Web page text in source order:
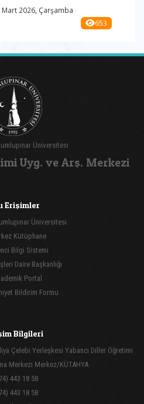
2026, Çarşamba
653
Üniversitesi
Uyg. ve Arş. Merkezi
Erişimler
Üniversitesi
Kütüphane
Bilgi Sistemi
Daire Başkanlığı
Portal
Bildirim Formu
Bilgileri
Çelebi Yerleşkesi Yabancı Diller Öğretimi
Merkezi Merkez/KÜTAHYA
443 18 58
443 18 58